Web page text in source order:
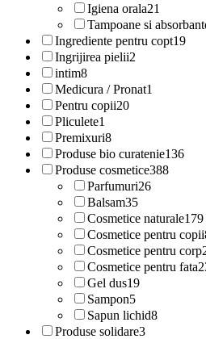
Igiena orala21
Tampoane si
Ingrediente pentru copt19
Ingrijirea pielii2
intim8
Medicura / Pronat1
Pentru copii20
Pliculete1
Premixuri8
Produse bio curatenie136
Produse cosmetice388
Parfumuri26
Balsam35
Cosmetice naturale179
Cosmetice pentru copii
Cosmetice pentru corp
Cosmetice pentru fata
Gel dus19
Sampon5
Sapun lichid8
Produse solidare3